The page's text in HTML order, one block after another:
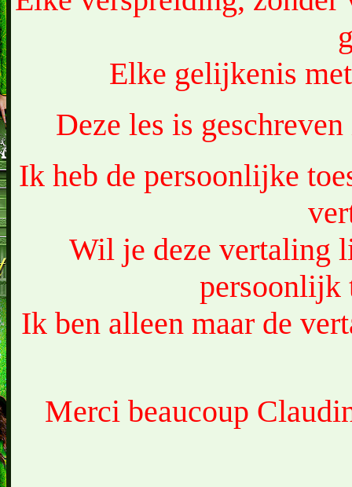
Elke gelijkenis
Deze les is
Ik heb de persoonlijke
Wil je deze vertaling
persoonlijk
Ik ben alleen maar de
Merci beaucoup